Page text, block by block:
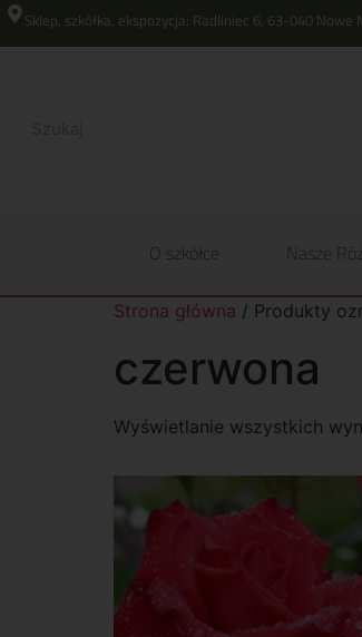
Sklep, szkółka, ekspozycja: Radliniec 6, 63-040
O szkółce Nasze
Strona główna / Produkty
czerwona
Wyświetlanie wszystkich